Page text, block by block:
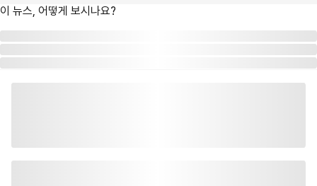
이 뉴스, 어떻게 보시나요?